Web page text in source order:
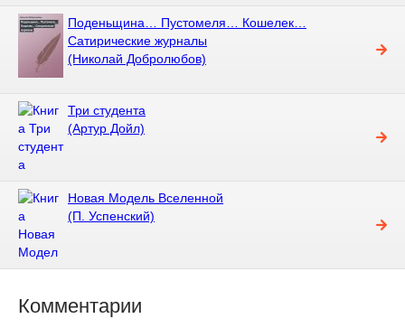
Поденьщина… Пустомеля… Кошелек…
Сатирические журналы
(Николай Добролюбов)
Три студента
(Артур Дойл)
Новая Модель Вселенной
(П. Успенский)
Комментарии